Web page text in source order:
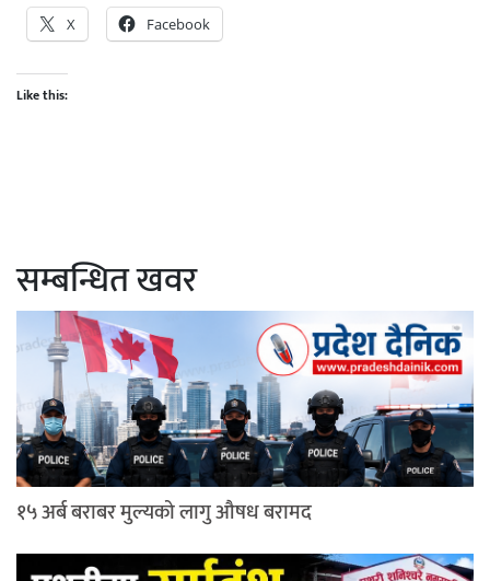
X Facebook
Like this:
सम्बन्धित खवर
१५ अर्ब बराबर मुल्यको लागु औषध बरामद